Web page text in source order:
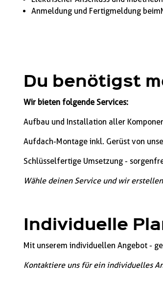
Anmeldung und Fertigmeldung beim
Du benötigst
Wir bieten folgende Services:
Aufbau und Installation aller
Aufdach-Montage inkl. Gerüst von
Schlüsselfertige Umsetzung -
Wähle deinen Service und wir
Individuelle
Mit unserem individuellen Angebot -
Kontaktiere uns für ein individuelles